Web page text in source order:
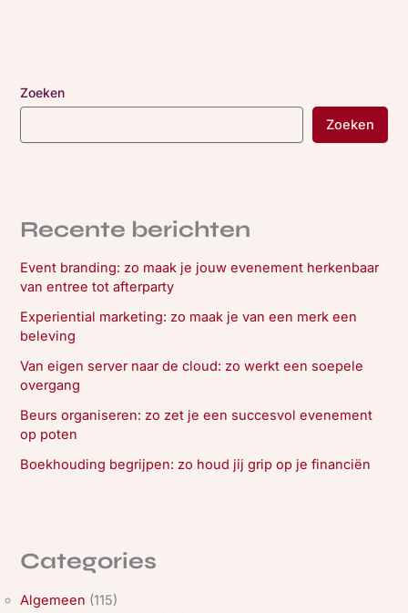
Zoeken
Zoeken
Recente berichten
Event branding: zo maak je jouw evenement herkenbaar
van entree tot afterparty
Experiential marketing: zo maak je van een merk een
beleving
Van eigen server naar de cloud: zo werkt een soepele
overgang
Beurs organiseren: zo zet je een succesvol evenement
op poten
Boekhouding begrijpen: zo houd jij grip op je financiën
Categories
Algemeen (115)